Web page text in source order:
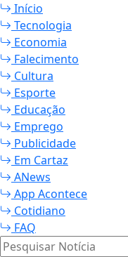
Início
Tecnologia
Economia
Falecimento
Cultura
Esporte
Educação
Emprego
Publicidade
Em Cartaz
ANews
App Acontece
Cotidiano
FAQ
Pesquisar Notícia